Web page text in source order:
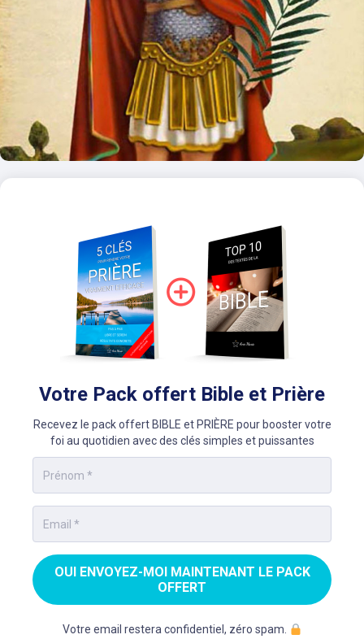
Votre Pack offert Bible et Prière
Recevez le pack offert BIBLE et PRIÈRE pour booster votre
foi au quotidien avec des clés simples et puissantes
OUI ENVOYEZ-MOI MAINTENANT LE PACK
OFFERT
Votre email restera confidentiel, zéro spam.